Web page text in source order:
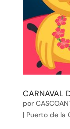
CARNAVAL
por
| Puerto de la